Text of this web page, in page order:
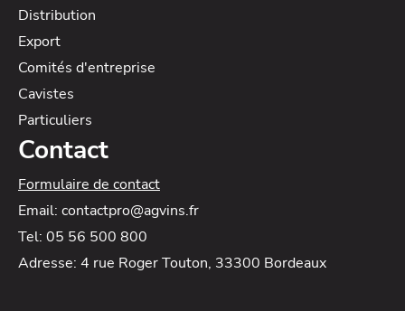
Distribution
Export
Comités d'entreprise
Cavistes
Particuliers
Contact
Formulaire de contact
Email: contactpro@agvins.fr
Tel: 05 56 500 800
Adresse: 4 rue Roger Touton, 33300 Bordeaux